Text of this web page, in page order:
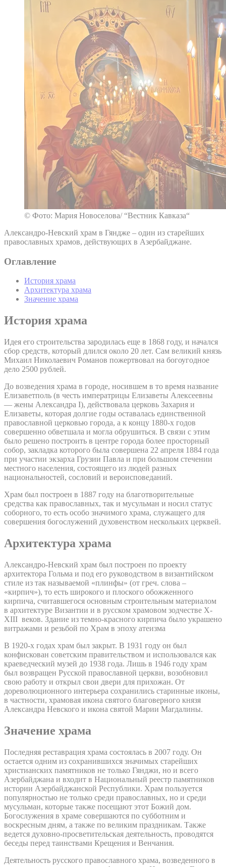
© Фото: Мария Новоселова/ “Вестник Кавказа“
Александро-Невский храм в Гяндже – один из старейших
православных храмов, действующих в Азербайджане.
Оглавление
История храма
Архитектура храма
Значение храма
История храма
Идея его строительства зародилась еще в 1868 году, и начался
сбор средств, который длился около 20 лет. Сам великий князь
Михаил Николаевич Романов пожертвовал на богоугодное
дело 2500 рублей.
До возведения храма в городе, носившем в то время название
Елизаветполь (в честь императрицы Елизаветы Алексеевны
— жены Александра I), действовала церковь Захария и
Елизаветы, которая долгие годы оставалась единственной
православной церковью города, а к концу 1880-х годов
совершенно обветшала и могла обрушиться. В связи с этим
было решено построить в центре города более просторный
собор, закладка которого была совершена 22 апреля 1884 года
при участии экзарха Грузии Павла и при большом стечении
местного населения, состоящего из людей разных
национальностей, сословий и вероисповеданий.
Храм был построен в 1887 году на благотворительные
средства как православных, так и мусульман и носил статус
соборного, то есть особо значимого храма, служащего для
совершения богослужений духовенством нескольких церквей.
Архитектура храма
Александро-Невский храм был построен по проекту
архитектора Гольма и под его руководством в византийском
стиле из так называемой «плинфы» (от греч. слова –
«кирпич»), то есть широкого и плоского обожженного
кирпича, считавшегося основным строительным материалом
в архитектуре Византии и в русском храмовом зодчестве X-
XIII веков. Здание из темно-красного кирпича было украшено
витражами и резьбой по Храм в эпоху атеизма
В 1920-х годах храм был закрыт. В 1931 году он был
конфискован советским правительством и использовался как
краеведческий музей до 1938 года. Лишь в 1946 году храм
был возвращен Русской православной церкви, возобновил
свою работу и открыл свои двери для прихожан. От
дореволюционного интерьера сохранились старинные иконы,
в частности, храмовая икона святого благоверного князя
Александра Невского и икона святой Марии Магдалины.
Значение храма
Последняя реставрация храма состоялась в 2007 году. Он
остается одним из сохранившихся значимых старейших
христианских памятников не только Гянджи, но и всего
Азербайджана и входит в Национальный реестр памятников
истории Азербайджанской Республики. Храм пользуется
популярностью не только среди православных, но и среди
мусульман, которые также посещают этот Божий дом.
Богослужения в храме совершаются по субботним и
воскресным дням, а также по великим праздникам. Также
ведется духовно-просветительская деятельность, проводятся
беседы перед таинствами Крещения и Венчания.
Деятельность русского православного храма, возведенного в